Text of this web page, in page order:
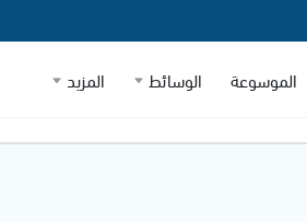
الموسوعة الوسائط المزيد